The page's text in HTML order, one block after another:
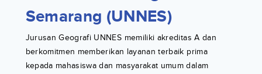
Semarang (UNNES)
Jurusan Geografi UNNES memiliki akreditas A dan
berkomitmen memberikan layanan terbaik prima
kepada mahasiswa dan masyarakat umum dalam